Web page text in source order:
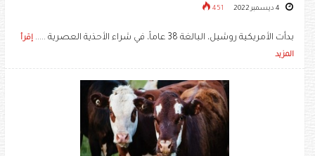
451
بدأت الأمريكية روشيل، البالغة 38 عاماً، في شراء الأحذية العصرية .....
إقرأ
المزيد